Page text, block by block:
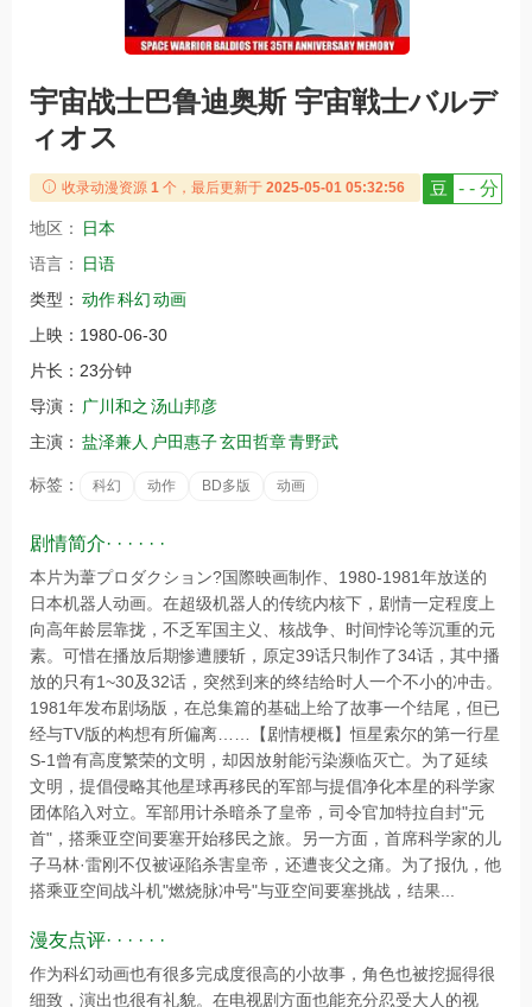
宇宙战士巴鲁迪奥斯 宇宙戦士バルデ
ィオス
豆 - - 分
收录动漫资源 1 个，最后更新于 2025-05-01 05:32:56
地区：
日本
语言：
日语
类型： 动作科幻动画
上映： 1980-06-30
片长： 23分钟
导演：
广川和之 汤山邦彦
主演： 盐泽兼人 户田惠子玄田哲章青野武
标签： 科幻 动作 BD多版 动画
剧情简介· · · · · ·
本片为葦プロダクション?国際映画制作、1980-1981年放送的
日本机器人动画。在超级机器人的传统内核下，剧情一定程度上
向高年龄层靠拢，不乏军国主义、核战争、时间悖论等沉重的元
素。可惜在播放后期惨遭腰斩，原定39话只制作了34话，其中播
放的只有1~30及32话，突然到来的终结给时人一个不小的冲击。
1981年发布剧场版，在总集篇的基础上给了故事一个结尾，但已
经与TV版的构想有所偏离……【剧情梗概】恒星索尔的第一行星
S-1曾有高度繁荣的文明，却因放射能污染濒临灭亡。为了延续
文明，提倡侵略其他星球再移民的军部与提倡净化本星的科学家
团体陷入对立。军部用计杀暗杀了皇帝，司令官加特拉自封"元
首"，搭乘亚空间要塞开始移民之旅。另一方面，首席科学家的儿
子马林·雷刚不仅被诬陷杀害皇帝，还遭丧父之痛。为了报仇，他
搭乘亚空间战斗机"燃烧脉冲号"与亚空间要塞挑战，结果...
漫友点评· · · · · ·
作为科幻动画也有很多完成度很高的小故事，角色也被挖掘得很
细致，演出也很有礼貌。在电视剧方面也能充分忍受大人的视